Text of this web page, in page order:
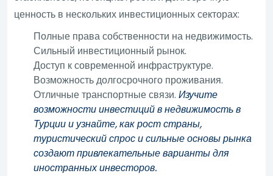
ценность в нескольких инвестиционных секторах:
Полные права собственности на недвижимость.
Сильный инвестиционный рынок.
Доступ к современной инфраструктуре.
Возможность долгосрочного проживания.
Отличные транспортные связи.Изучите
возможности инвестиций в недвижимость в
Турции и узнайте, как рост страны,
туристический спрос и сильные основы рынка
создают привлекательные варианты для
иностранных инвесторов.